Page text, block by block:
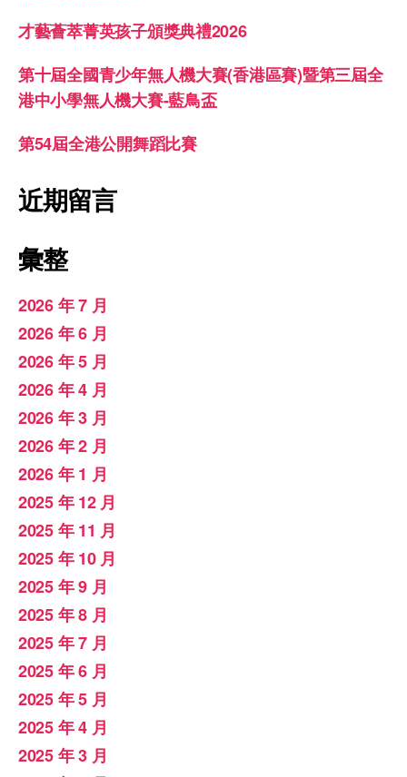
才藝薈萃菁英孩子頒獎典禮2026
第十屆全國青少年無人機大賽(香港區賽)暨第三屆全
港中小學無人機大賽-藍鳥盃
第54屆全港公開舞蹈比賽
近期留言
彙整
2026 年 7 月
2026 年 6 月
2026 年 5 月
2026 年 4 月
2026 年 3 月
2026 年 2 月
2026 年 1 月
2025 年 12 月
2025 年 11 月
2025 年 10 月
2025 年 9 月
2025 年 8 月
2025 年 7 月
2025 年 6 月
2025 年 5 月
2025 年 4 月
2025 年 3 月